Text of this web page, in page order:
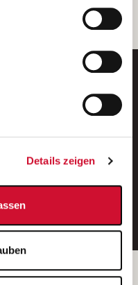
jederzeit widerrufen,
aufrufen und diese
Details zeigen